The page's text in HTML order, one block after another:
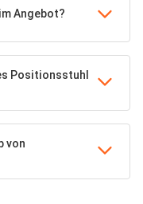
Angebot?
Positionsstuhl
von